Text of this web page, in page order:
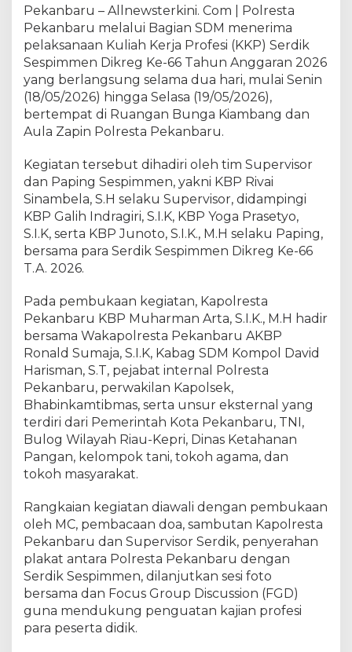
a
K
u
a
h
K
e
j
a
P
r
o
e
S
e
r
d
i
k
S
p
i
m
e
n
D
i
k
r
g
K
Pekanbaru – Allnewsterkini. Com | Polresta
Pekanbaru melalui Bagian SDM menerima
pelaksanaan Kuliah Kerja Profesi (KKP) Serdik
Sespimmen Dikreg Ke-66 Tahun Anggaran 2026
yang berlangsung selama dua hari, mulai Senin
(18/05/2026) hingga Selasa (19/05/2026),
bertempat di Ruangan Bunga Kiambang dan
Aula Zapin Polresta Pekanbaru.
Kegiatan tersebut dihadiri oleh tim Supervisor
dan Paping Sespimmen, yakni KBP Rivai
Sinambela, S.H selaku Supervisor, didampingi
KBP Galih Indragiri, S.I.K, KBP Yoga Prasetyo,
S.I.K, serta KBP Junoto, S.I.K., M.H selaku Paping,
bersama para Serdik Sespimmen Dikreg Ke-66
T.A. 2026.
Pada pembukaan kegiatan, Kapolresta
Pekanbaru KBP Muharman Arta, S.I.K., M.H hadir
bersama Wakapolresta Pekanbaru AKBP
Ronald Sumaja, S.I.K, Kabag SDM Kompol David
Harisman, S.T, pejabat internal Polresta
Pekanbaru, perwakilan Kapolsek,
Bhabinkamtibmas, serta unsur eksternal yang
terdiri dari Pemerintah Kota Pekanbaru, TNI,
Bulog Wilayah Riau-Kepri, Dinas Ketahanan
Pangan, kelompok tani, tokoh agama, dan
tokoh masyarakat.
Rangkaian kegiatan diawali dengan pembukaan
oleh MC, pembacaan doa, sambutan Kapolresta
Pekanbaru dan Supervisor Serdik, penyerahan
plakat antara Polresta Pekanbaru dengan
Serdik Sespimmen, dilanjutkan sesi foto
bersama dan Focus Group Discussion (FGD)
guna mendukung penguatan kajian profesi
para peserta didik.